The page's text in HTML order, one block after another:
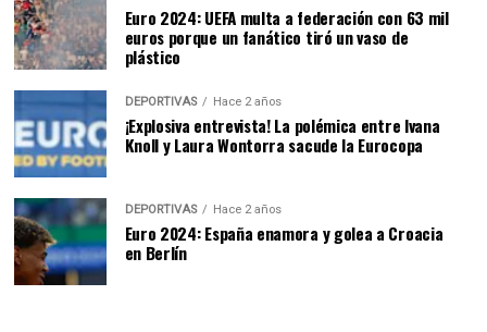
Euro 2024: UEFA multa a federación con 63 mil
euros porque un fanático tiró un vaso de
plástico
DEPORTIVAS Hace 2 años
¡Explosiva entrevista! La polémica entre Ivana
Knoll y Laura Wontorra sacude la Eurocopa
DEPORTIVAS Hace 2 años
Euro 2024: España enamora y golea a Croacia
en Berlín